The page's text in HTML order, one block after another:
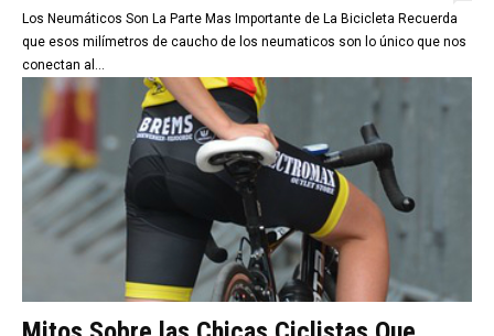
Los Neumáticos Son La Parte Mas Importante de La Bicicleta Recuerda
que esos milímetros de caucho de los neumaticos son lo único que nos
conectan al...